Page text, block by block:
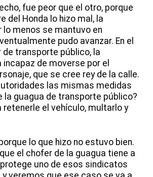
fue peor que el otro, porque
del Honda lo hizo mal, la
lo menos se mantuvo en
pudo avanzar. En el
transporte público, la
incapaz de moverse por el
que se cree rey de la calle.
las mismas medidas
la guagua de transporte público?
retenerle el vehículo, multarlo y
lo que hizo no estuvo bien.
el chofer de la guagua tiene a
uno de esos sindicatos